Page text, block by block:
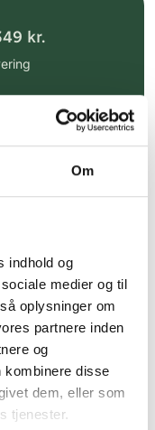
Om
indhold og
medier og til
oplysninger om
partnere inden
og
kombinere disse
dem, eller som
tjenester.
kr.
min. i Kbh)
af kendte
spændende
pris.